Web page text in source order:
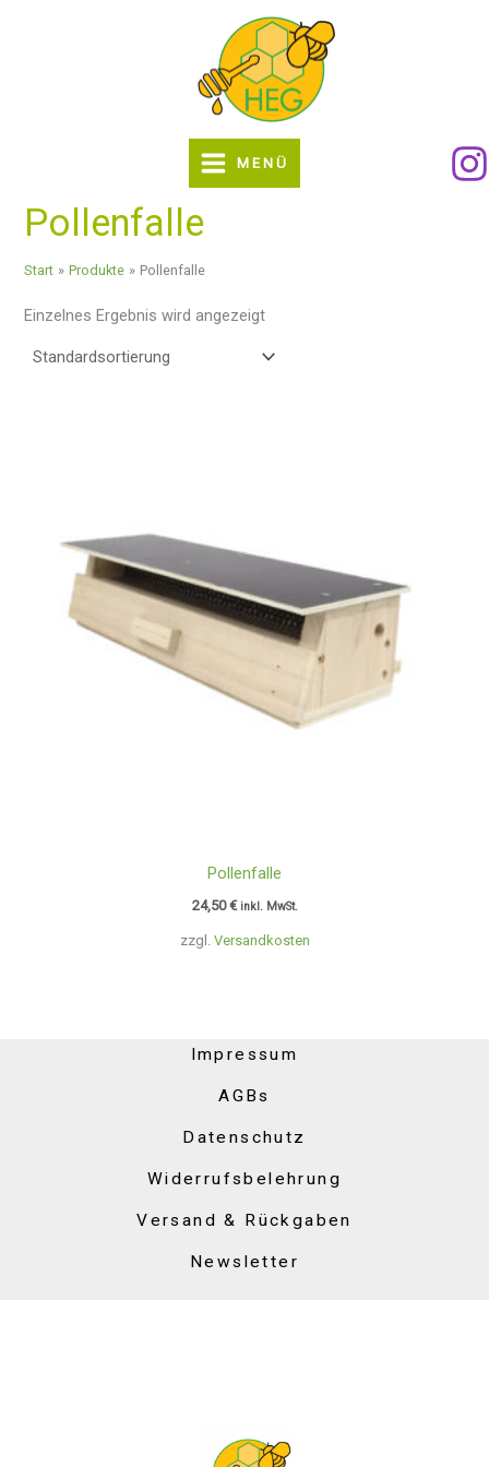
MENÜ
Pollenfalle
Start Produkte Pollenfalle
Einzelnes Ergebnis wird angezeigt
zzgl. Versandkosten
Pollenfalle
24,50€ inkl. MwSt.
Impressum
AGBs
Datenschutz
Widerrufsbelehrung
Versand & Rückgaben
Newsletter